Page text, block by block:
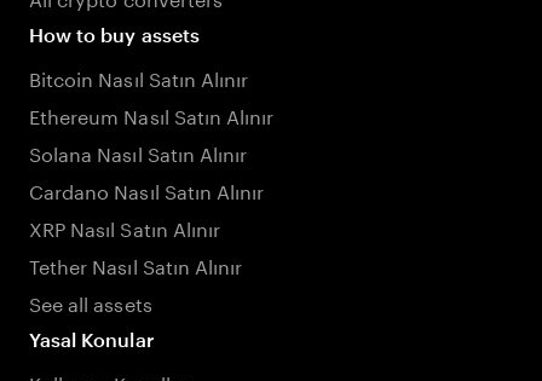
How to buy assets
Bitcoin Nasıl Satın Alınır
Ethereum Nasıl Satın Alınır
Solana Nasıl Satın Alınır
Cardano Nasıl Satın Alınır
XRP Nasıl Satın Alınır
Tether Nasıl Satın Alınır
See all assets
Yasal Konular